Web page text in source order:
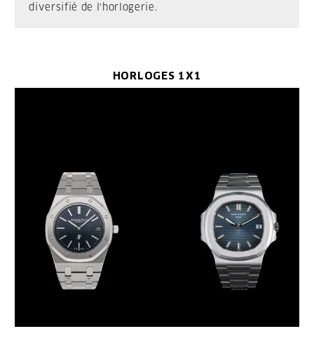
diversifié de l'horlogerie.
HORLOGES 1X1